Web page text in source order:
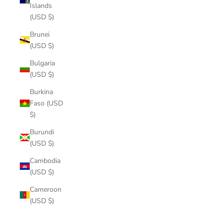
Islands
(USD $)
Brunei
(USD $)
Bulgaria
(USD $)
Burkina
Faso (USD
$)
Burundi
(USD $)
Cambodia
(USD $)
Cameroon
(USD $)